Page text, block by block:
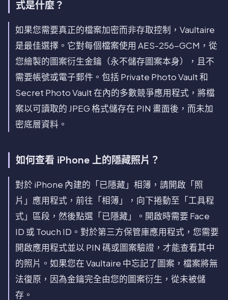
式是什麼？
如果您需要真正的檔案加密而非存取控制，Vaultaire
是最佳選擇。它對每個檔案使用 AES-256-GCM，從
您繪製的圖案衍生金鑰（永不儲存圖案本身），且不
需要帳號或電子郵件。包括 Private Photo Vault 和
Secret Photo Vault 在內的多數競爭應用程式，將檔
案以可讀取的 JPEG 格式儲存在 PIN 畫面後，而未加
密底層資料。
如何查看 iPhone 上的隱藏照片？
對於 iPhone 內建的「已隱藏」相簿，請開啟「照
片」應用程式，前往「相簿」，向下捲動至「工具程
式」區段，然後點選「已隱藏」。開啟時需要 Face
ID 或 Touch ID。對於第三方保管庫應用程式，您需要
開啟應用程式並以 PIN 碼或圖案驗證，才能查看其中
的照片。如果您在 Vaultaire 中忘記了圖案，檔案將無
法復原，因為金鑰完全由您的圖案衍生，從未被儲
存。